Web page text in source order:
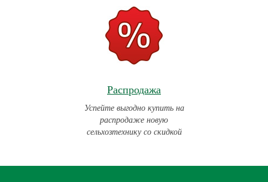
Распродажа
Успейте выгодно купить на
распродаже новую
сельхозтехнику со скидкой